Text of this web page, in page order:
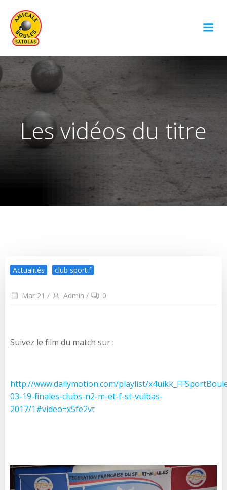
Les vidéos du titre
Actualités club sportif
Mar 21 / Admin / 0
Suivez le film du match sur :
http://www.dailymotion.com/playlist/
03-19-finales-clubs-n2-m-et-f-st-vulbas-
2017/1#video=x5fe2vt